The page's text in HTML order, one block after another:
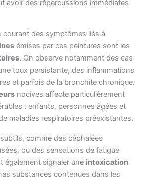
avoir des répercussions immédiates
courant des symptômes liés à
émises par ces peintures sont les
. On observe notamment des cas
toux persistante, des inflammations
et parfois de la bronchite chronique.
nocives affecte particulièrement
: enfants, personnes âgées et
maladies respiratoires préexistantes.
comme des céphalées
ou des sensations de fatigue
également signaler une intoxication
substances contenues dans les